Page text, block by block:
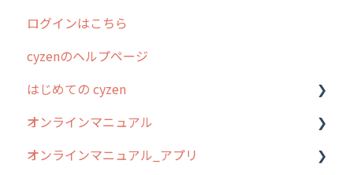
ログインはこちら
cyzenのヘルプページ
はじめての cyzen
0. はじめてのcyzenの使い方
1. cyzenについて知ろう
オンラインマニュアル
管理サイトの使い始め
オンラインマニュアル_アプリ